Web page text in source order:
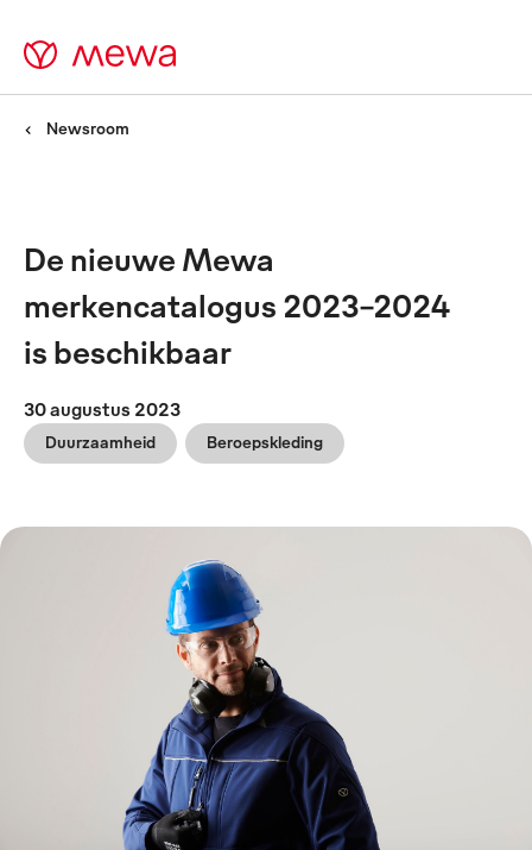
Newsroom
De nieuwe Mewa
merkencatalogus 2023-2024
is beschikbaar
30 augustus 2023
Duurzaamheid Beroepskleding